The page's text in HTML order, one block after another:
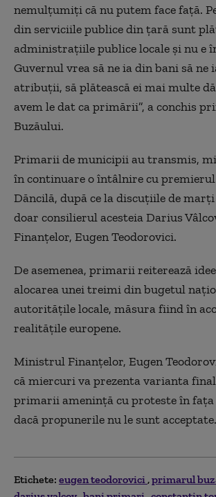
nemulțumiţi că nu putem face faţă.
din serviciile publice din ţară sunt
administraţiile publice locale şi nu e
Guvernul vrea să ne ia din bani să ne
atribuţii, să plătească ei mai multe
avem le dat ca primării”, a conchis
Buzăului.
Primarii de municipii au transmis,
în continuare o întâlnire cu
Dăncilă, după ce la discuţiile de
doar consilierul acesteia Darius
Finanţelor, Eugen Teodorovici.
De asemenea, primarii reiterează
alocarea unei treimi din bugetul
autorităţile locale, măsura fiind în
realităţile europene.
Ministrul Finanţelor, Eugen
că miercuri va prezenta varianta
primarii ameninţă cu proteste în faţa
dacă propunerile nu le sunt acceptate.
Etichete: eugen teodorovici primarul